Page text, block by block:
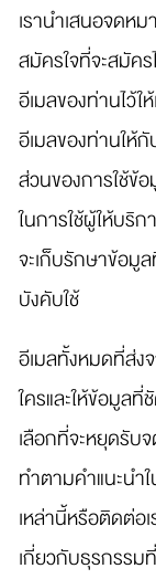
เรานำเสนอจดห
สมัครใจที่จะสมัค
อีเมลของท่านไว้ใ
อีเมลของท่านให้
ส่วนของการใช้ข้
ในการใช้ผู้ให้บริ
จะเก็บรักษาข้อมู
บังคับใช้
อีเมลทั้งหมดที่ส่ง
ใครและให้ข้อมูล
เลือกที่จะหยุดรับ
ทำตามคำแนะนำ
เหล่านี้หรือติดต่อ
เกี่ยวกับธุรกรรม